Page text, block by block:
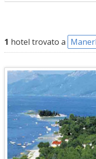
1 hotel trovato a